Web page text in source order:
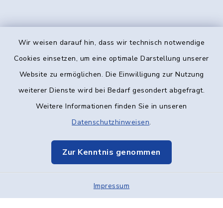
Wir weisen darauf hin, dass wir technisch notwendige
Cookies einsetzen, um eine optimale Darstellung unserer
Website zu ermöglichen. Die Einwilligung zur Nutzung
weiterer Dienste wird bei Bedarf gesondert abgefragt.
Weitere Informationen finden Sie in unseren
Datenschutzhinweisen.
Zur Kenntnis genommen
Impressum
Kontakt
Datenschutz
Elektronische Kommunikation
Sitemap